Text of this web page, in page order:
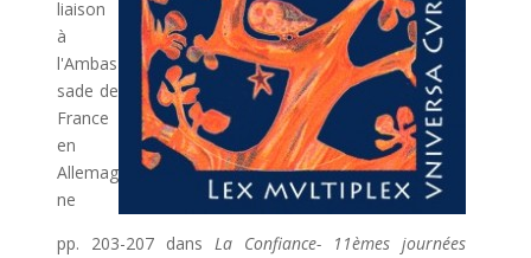
liaison
à
l'Ambas
sade de
France
en
Allemag
ne
pp. 203-207 dans La Confiance- 11èmes journées